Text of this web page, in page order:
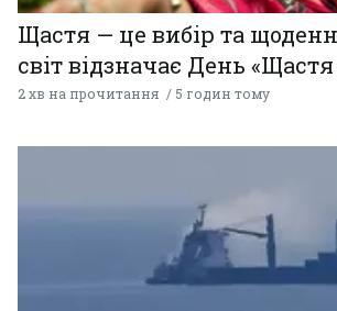
Щастя — це вибір та
світ відзначає День «Щастя
2 хв на прочитання 5 годин тому